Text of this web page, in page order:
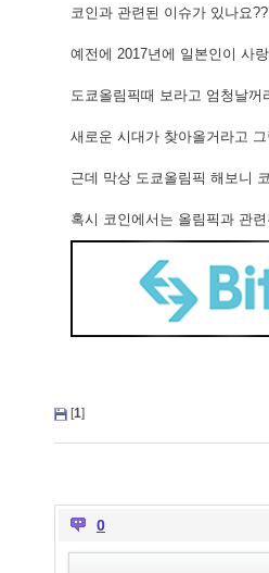
10. PSAR - 파라볼릭
12. ADX - 평균방향지수
13. ADR - 등락비율
코인과 관련된 이슈가 있나요
예전에 2017년에 일본인이 사
도쿄올림픽때 보라고 엄청날꺼
새로운 시대가 찾아올거라고
근데 막상 도쿄올림픽 해보니
혹시 코인에서는 올림픽과 관
[1]
0